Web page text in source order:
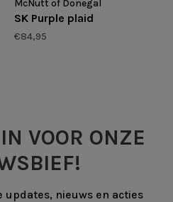
McNutt of Donegal
SK Purple plaid
€84,95
VOOR ONZE
updates, nieuws en acties